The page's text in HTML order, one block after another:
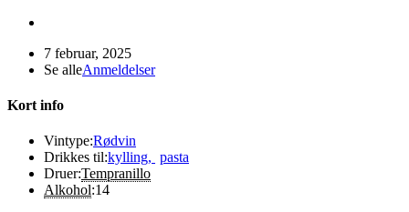
7 februar, 2025
Se alleAnmeldelser
Kort info
Vintype:Rødvin
Drikkes til:kylling, pasta
Druer:Tempranillo
Alkohol:14